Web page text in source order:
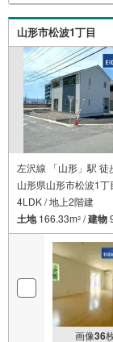
きます。
ご家族様
（定休日
可能です
山形市松波1丁目
左沢線 「山形」駅 徒
山形県山形市松波1丁
4LDK / 地上2階建
土地166.33m2 /建物
画像36